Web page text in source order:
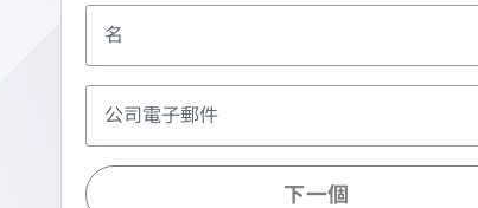
名
公司電子郵件
下一個